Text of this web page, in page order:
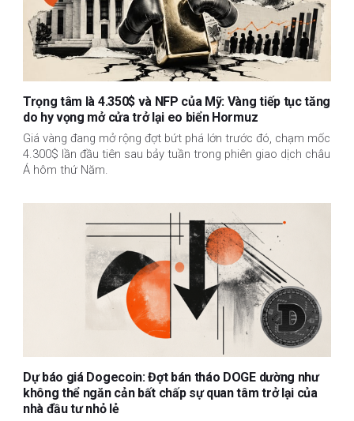
Trọng tâm là 4.350$ và NFP của Mỹ: Vàng tiếp tục tăng
do hy vọng mở cửa trở lại eo biển Hormuz
Giá vàng đang mở rộng đợt bứt phá lớn trước đó, chạm mốc
4.300$ lần đầu tiên sau bảy tuần trong phiên giao dịch châu
Á hôm thứ Năm.
Dự báo giá Dogecoin: Đợt bán tháo DOGE dường như
không thể ngăn cản bất chấp sự quan tâm trở lại của
nhà đầu tư nhỏ lẻ